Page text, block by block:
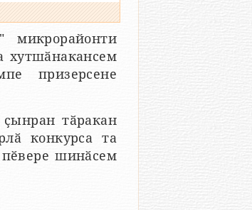
микрорайонти
хутшӑнакансем
призерсене
тӑракан
конкурса та
шинӑсем